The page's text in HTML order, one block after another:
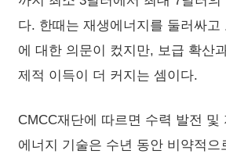
다. 한때는 재생에너지를 둘러싸고
에 대한 의문이 컸지만, 보급 확산
제적 이득이 더 커지는 셈이다.
CMCC재단에 따르면 수력 발전 및
에너지 기술은 수년 동안 비약적으